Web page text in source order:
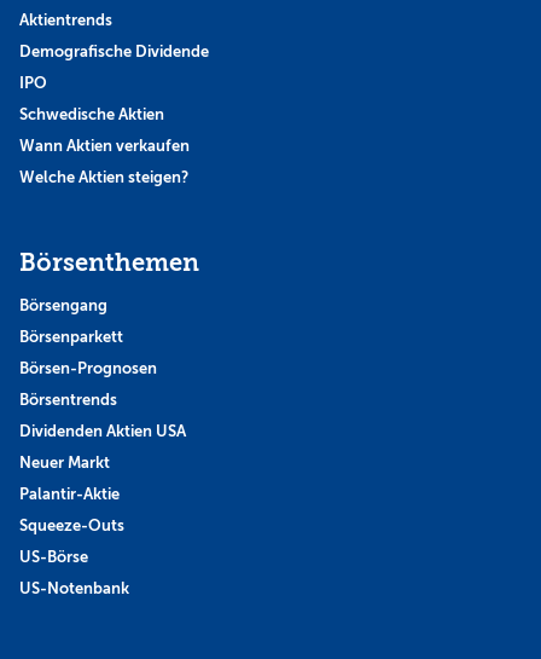
Aktientrends
Demografische Dividende
IPO
Schwedische Aktien
Wann Aktien verkaufen
Welche Aktien steigen?
Börsenthemen
Börsengang
Börsenparkett
Börsen-Prognosen
Börsentrends
Dividenden Aktien USA
Neuer Markt
Palantir-Aktie
Squeeze-Outs
US-Börse
US-Notenbank